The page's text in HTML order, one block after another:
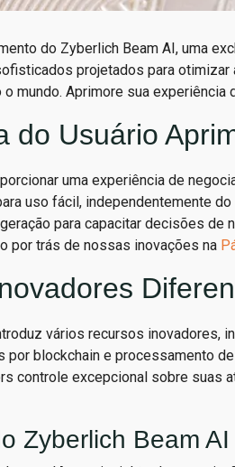
do Zyberlich Beam AI, uma
projetados para
mundo. Aprimore sua experiência
do Usuário
uma experiência de
uso fácil, independentemente
para capacitar decisões
por trás de nossas inovações na
vários recursos inovadores,
por blockchain e processamento
controle excepcional sobre suas
Zyberlich Beam AI